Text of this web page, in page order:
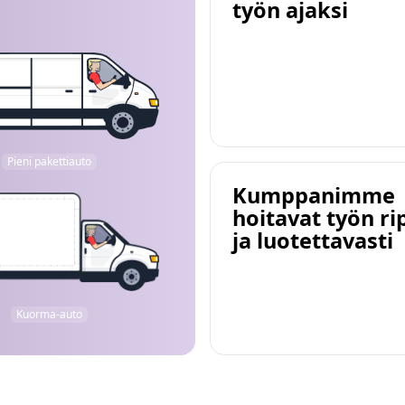
Pieni pakettiauto
Kuorma-auto
työn ajaksi
Kumppanimme
hoitavat työn
ja luotettavasti